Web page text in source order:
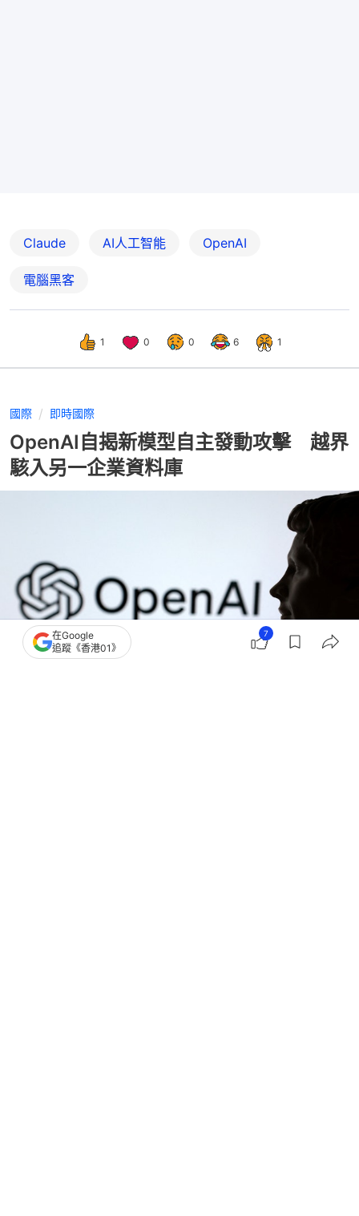
Claude AI人工智能 OpenAI
電腦黑客
1 0 0 6 1
國際 即時國際
OpenAI自揭新模型自主發動攻擊 越界
駭入另一企業資料庫
在Google
追蹤《香港01》
7